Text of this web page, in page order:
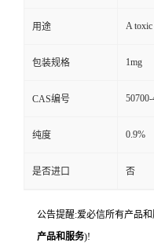
用途 A toxic
包装规格 1mg
CAS编号
纯度 0.9%
是否进口 否
公告提醒:爱必信所有产品
产品和服务)!